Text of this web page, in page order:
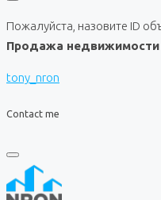
Пожалуйста, назовите ID
Продажа недвижимости
tony_nron
Contact me